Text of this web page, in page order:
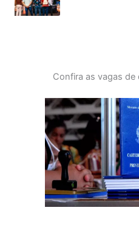
Confira as vagas de